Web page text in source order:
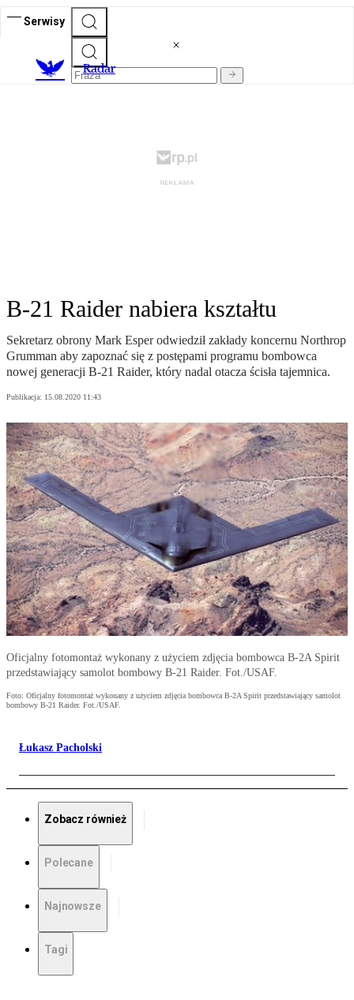
Serwisy
Radar
B-21 Raider nabiera kształtu
Sekretarz obrony Mark Esper odwiedził zakłady koncernu Northrop
Grumman aby zapoznać się z postępami programu bombowca
nowej generacji B-21 Raider, który nadal otacza ścisła tajemnica.
Publikacja: 15.08.2020 11:43
Oficjalny fotomontaż wykonany z użyciem zdjęcia bombowca B-2A Spirit
przedstawiający samolot bombowy B-21 Raider. Fot./USAF.
Foto: Oficjalny fotomontaż wykonany z użyciem zdjęcia bombowca B-2A Spirit przedstawiający samolot
bombowy B-21 Raider. Fot./USAF.
Łukasz Pacholski
Zobacz również
Polecane
Najnowsze
Tagi